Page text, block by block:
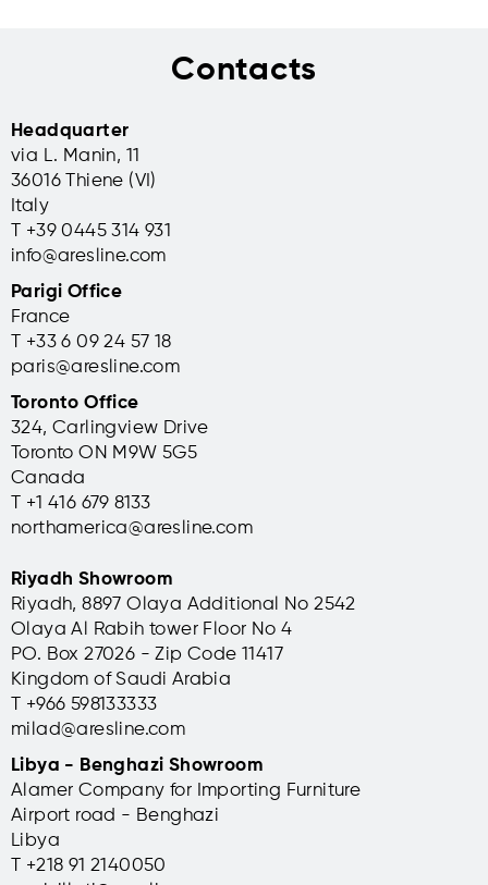
Contacts
Headquarter
via L. Manin, 11
36016 Thiene (VI)
Italy
T +39 0445 314 931
info@aresline.com
Parigi Office
France
T +33 6 09 24 57 18
paris@aresline.com
Toronto Office
324, Carlingview Drive
Toronto ON M9W 5G5
Canada
T +1 416 679 8133
northamerica@aresline.com
Riyadh Showroom
Riyadh, 8897 Olaya Additional No 2542
Olaya Al Rabih tower Floor No 4
PO. Box 27026 - Zip Code 11417
Kingdom of Saudi Arabia
T +966 598133333
milad@aresline.com
Libya - Benghazi Showroom
Alamer Company for Importing Furniture
Airport road - Benghazi
Libya
T +218 91 2140050